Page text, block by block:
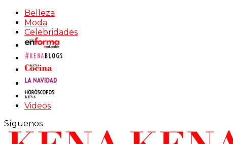
Belleza
Moda
Celebridades
Videos
Síguenos